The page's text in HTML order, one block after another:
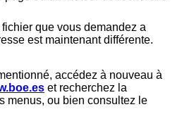
que vous demandez a
est maintenant différente.
accédez à nouveau à
et recherchez la
menus, ou bien consultez le